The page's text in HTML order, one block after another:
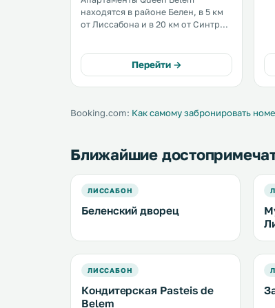
находятся в районе Белен, в 5 км
от Лиссабона и в 20 км от Синтры.
духовкой, а также собственная
ванная комната. К услугам гостей
телевизор с плоским экраном. .
Перейти →
Booking.com: Как самому забронировать
Ближайшие
ЛИССАБОН
Беленский дворец
ЛИССАБОН
Кондитерская Pasteis de
Belem